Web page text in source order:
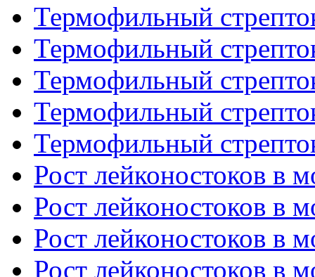
Термофильный
Термофильный
Термофильный
Термофильный
Термофильный
Рост лейконостоков в
Рост лейконостоков в
Рост лейконостоков в
Рост лейконостоков в